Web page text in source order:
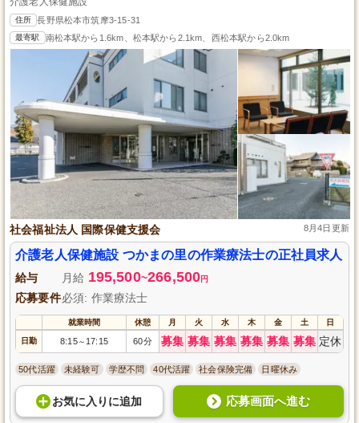
住所 長野県松本市筑摩3-15-31
最寄駅 南松本駅から1.6km、松本駅から2.1km、西松本駅から2.0km
社会福祉法人 国際保健支援会 8月4日更新
介護老人保健施設 つかまの里の作業療法士の正社員求人
給与 月給 195,500~266,500円
応募要件必須: 作業療法士
就業時間 休憩 月 火 水 木 金 土 日
日勤 8:15～ 17:15 60分 募集 募集 募集 募集 募集 募集 定休
50代活躍 未経験可 学歴不問 40代活躍 社会保険完備 日曜休み
お気に入り に追加 応募画面へ進む